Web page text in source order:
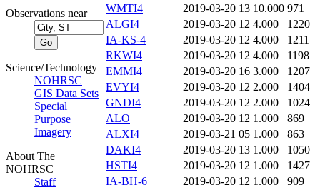
Observations near
Science/Technology
NOHRSC
GIS Data Sets
Special
Purpose
Imagery
About The
NOHRSC
Staff
WMTI4
2019-03-20 13 10.000 971
ALGI4
2019-03-20 12 4.000
1220
IA-KS-4
2019-03-20 12 4.000
1211
RKWI4
2019-03-20 12 4.000
1198
EMMI4
2019-03-20 16 3.000
1207
EVYI4
2019-03-20 12 2.000
1404
GNDI4
2019-03-20 12 2.000
1024
ALO
2019-03-20 12 1.000
869
ALXI4
2019-03-21 05 1.000
863
DAKI4
2019-03-20 13 1.000
1050
HSTI4
2019-03-20 12 1.000
1427
IA-BH-6
2019-03-20 12 1.000
909